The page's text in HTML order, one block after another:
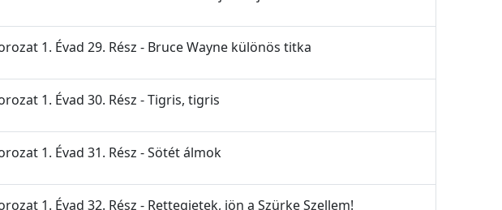
1. Évad 29. Rész - Bruce Wayne különös titka
1. Évad 30. Rész - Tigris, tigris
1. Évad 31. Rész - Sötét álmok
1. Évad 32. Rész - Rettegjetek, jön a Szürke Szellem!